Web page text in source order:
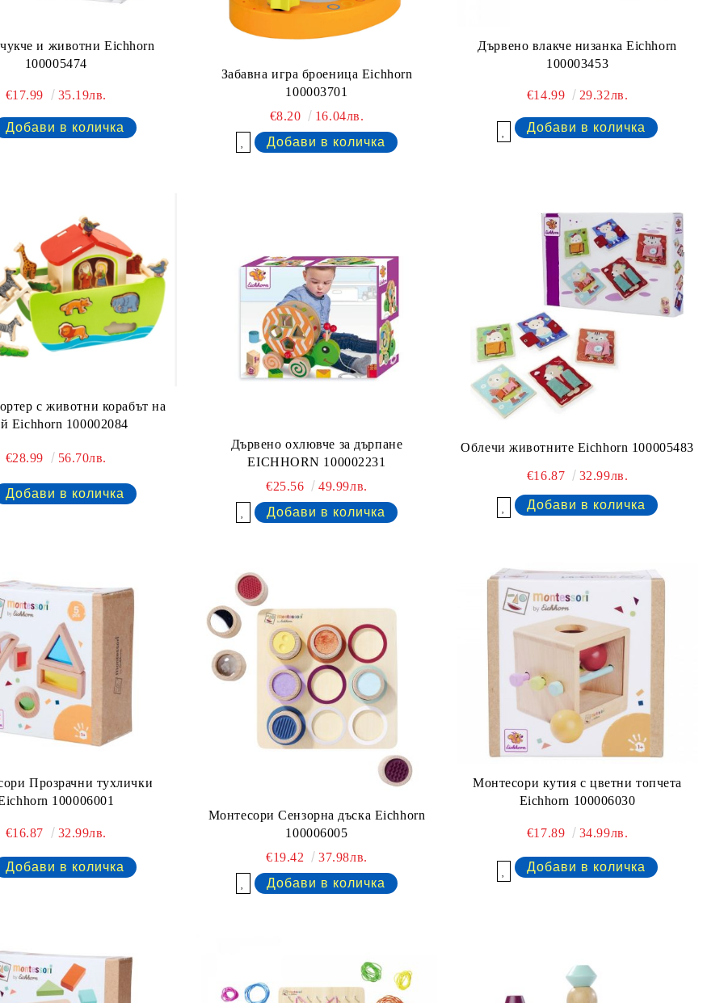
и животни Eichhorn
100005474
€17.99 35.19лв.
Забавна игра броеница Eichhorn
100003701
€8.20
16.04лв.
Дървено влакче низанка Eichhorn
100003453
€14.99 29.32лв.
с животни корабът на
Eichhorn 100002084
€28.99 56.70лв.
Дървено охлювче за дърпане
EICHHORN 100002231
€25.56
49.99лв.
Облечи животните Eichhorn 100005483
€16.87 32.99лв.
Прозрачни тухлички
100006001
€16.87 32.99лв.
Монтесори Сензорна дъска Eichhorn
100006005
€19.42
37.98лв.
Монтесори кутия с цветни топчета
Eichhorn 100006030
€17.89 34.99лв.